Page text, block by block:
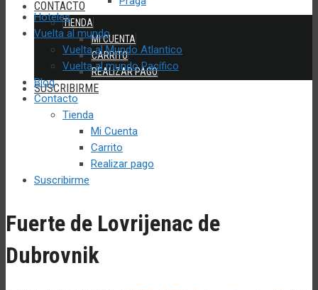
CONTACTO
TIENDA
MI CUENTA
CARRITO
REALIZAR PAGO
SUSCRIBIRME
Hoteles
Vuelta al mundo
Vuelta al Mundo Atlantico
Vuelta al mundo Pacífico
Blog
Contacto
Tienda
Mi Cuenta
Carrito
Realizar pago
Suscribirme
Fuerte de Lovrijenac de
Dubrovnik